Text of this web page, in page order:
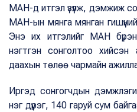
МАН-д итгэл үзүүлж, дэмжиж
МАН-ын мянга мянган
Энэ их итгэлийг МАН бүрэн
нэгтгэн сонголтоо хийсэн
даахын төлөө чармайн
Иргэд сонгогчдын
нэг дүүрэг, 140 гаруй сум